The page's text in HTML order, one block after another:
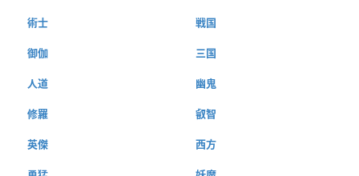
術士 戦国
御伽 三国
人道 幽鬼
修羅 叡智
英傑 西方